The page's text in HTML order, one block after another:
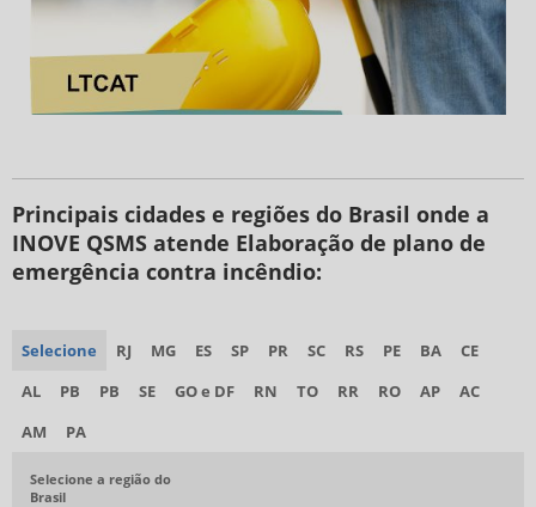
Principais cidades e regiões do Brasil onde a
INOVE QSMS atende Elaboração de plano de
emergência contra incêndio:
Selecione RJ MG ES SP PR SC RS PE BA
CE
AL
PB PB SE GO e DF RN TO RR RO AP
AC
AM
PA
Selecione a região do
Brasil